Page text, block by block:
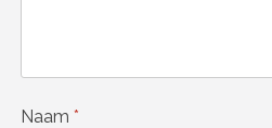
Naam *